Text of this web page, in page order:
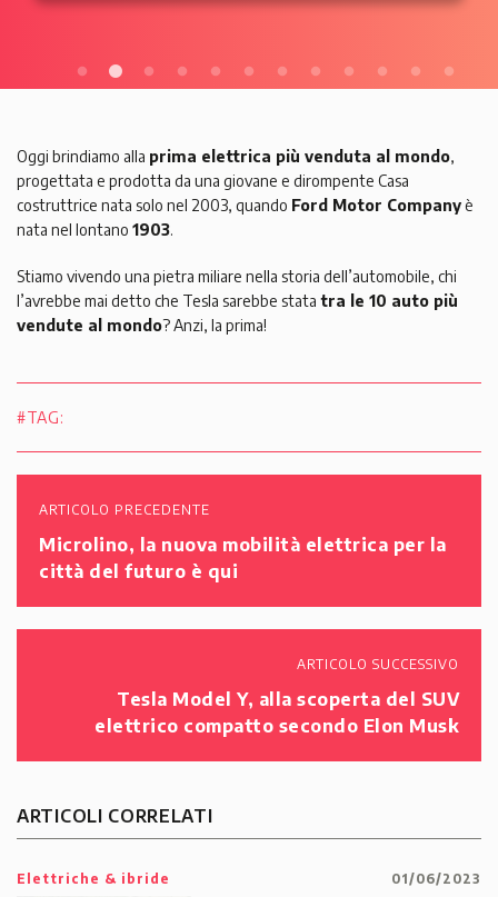
Oggi brindiamo alla prima elettrica più venduta al mondo,
progettata e prodotta da una giovane e dirompente Casa
costruttrice nata solo nel 2003, quando Ford Motor Companyè
nata nel lontano 1903.
Stiamo vivendo una pietra miliare nella storia dell’automobile, chi
l’avrebbe mai detto che Tesla sarebbe stata tra le 10 auto più
vendute al mondo? Anzi, la prima!
#TAG:
ARTICOLO PRECEDENTE
Microlino, la nuova mobilità elettrica per la
città del futuro è qui
ARTICOLO SUCCESSIVO
Tesla Model Y, alla scoperta del SUV
elettrico compatto secondo Elon Musk
ARTICOLI CORRELATI
Elettriche & ibride 01/06/2023